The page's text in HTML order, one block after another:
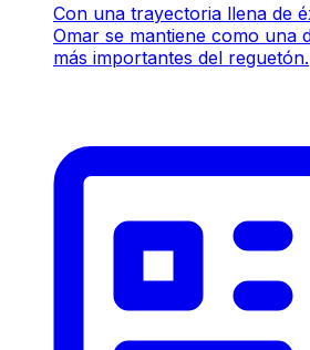
Con una trayectoria llena de
Omar se mantiene como una
más importantes del reguetón.